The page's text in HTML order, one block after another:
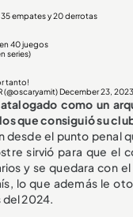
empates y 20 derrotas
40 juegos
series)
tanto!
(@oscaryamit)December 23, 2023
como un
que consiguió su
desde el punto penal
sirvió para que el
y se quedara con
lo que además le
2024.